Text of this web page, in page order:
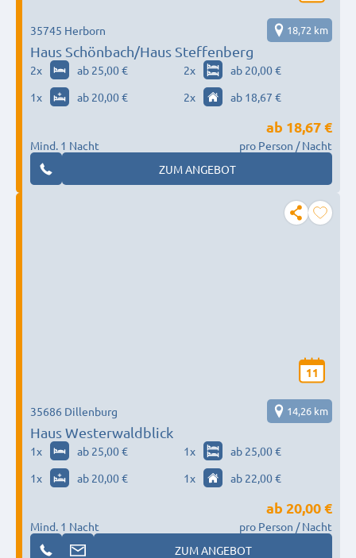
Haus Schönbach/Haus Steffenberg
35745 Herborn 18,72 km
2x ab 25,00 € 2x
ab 20,00 €
1x ab 20,00 € 2x ab 18,67 €
Mind. 1 Nacht
ab 18,67 €
pro Person / Nacht
ZUM ANGEBOT
11
Haus Westerwaldblick
35686 Dillenburg 14,26 km
1x ab 25,00 € 1x
ab 25,00 €
1x ab 20,00 € 1x ab 22,00 €
Mind. 1 Nacht
ab 20,00 €
pro Person / Nacht
ZUM ANGEBOT